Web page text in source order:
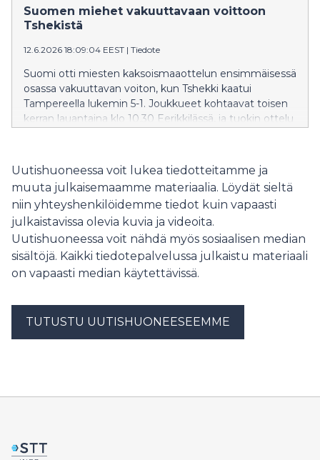
Suomen miehet vakuuttavaan voittoon
Tshekistä
12.6.2026 18:09:04 EEST | Tiedote
Suomi otti miesten kaksoismaaottelun ensimmäisessä
osassa vakuuttavan voiton, kun Tshekki kaatui
Tampereella lukemin 5-1. Joukkueet kohtaavat toisen
kerran lauantaina klo 10.30 Eerikkilässä, ja tuokin ottelu
Uutishuoneessa voit lukea tiedotteitamme ja
muuta julkaisemaamme materiaalia. Löydät sieltä
niin yhteyshenkilöidemme tiedot kuin vapaasti
julkaistavissa olevia kuvia ja videoita.
Uutishuoneessa voit nähdä myös sosiaalisen median
sisältöjä. Kaikki tiedotepalvelussa julkaistu materiaali
on vapaasti median käytettävissä.
TUTUSTU UUTISHUONEESEEMME